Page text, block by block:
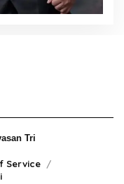
Tri
Service